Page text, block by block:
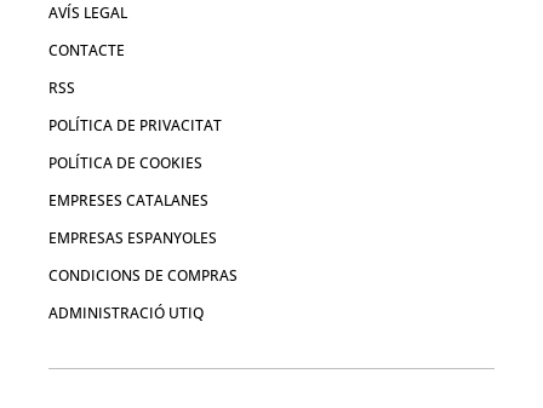
AVÍS LEGAL
CONTACTE
RSS
POLÍTICA DE PRIVACITAT
POLÍTICA DE COOKIES
EMPRESES CATALANES
EMPRESAS ESPANYOLES
CONDICIONS DE COMPRAS
ADMINISTRACIÓ UTIQ